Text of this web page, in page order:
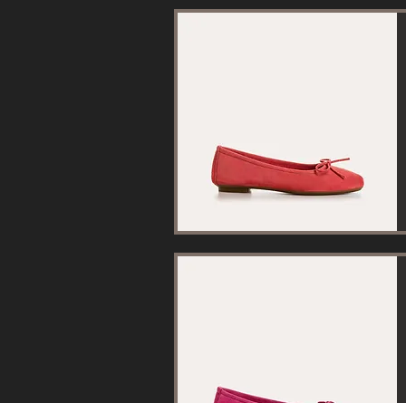
Aperçu rapide
Aperçu rapide